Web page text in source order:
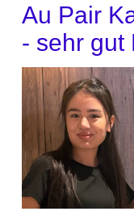
Au Pair
- sehr gut